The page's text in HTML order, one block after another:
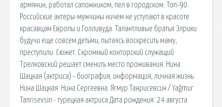
армянин, работал сапожником, пел в городском. Топ-90.
Российские актеры-мужчины ничем не уступают в красоте
красавцам Европы и Голливуда. Талантливые братья Элрики
будучи еще совсем детьми, пытаясь воскресить маму,
преступили. Сюжет. Скромный конторский служащий
Трелковский решает сменить место проживания. Нина
Шацкая (актриса) - биография, информация, личная жизнь
Нина Шацкая. Нина Сергеевна. Ягмур Танрисевсин / Yağmur
Tanrisevsin - турецкая актриса Дата рождения: 24 августа